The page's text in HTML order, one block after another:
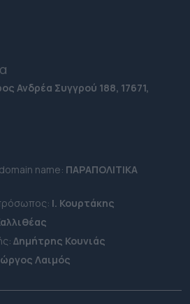
Ανδρέα Συγγρού 188, 17671,
name: ΠΑΡΑΠΟΛΙΤΙΚΑ
Ι. Κουρτάκης
Δημήτρης Κουνιάς
Λαιμός